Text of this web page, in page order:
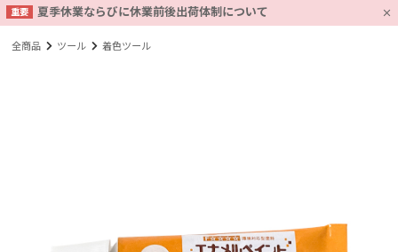
重要 夏季休業ならびに休業前後出荷体制について
全商品 ツール 着色ツール